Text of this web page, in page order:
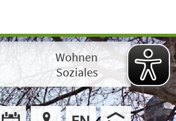
Wohnen
Soziales